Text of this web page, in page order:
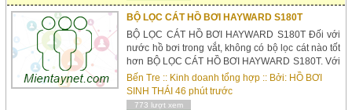
BỘ LỌC CÁT HỒ BƠI HAYWARD S180T
BỘ LỌC CÁT HỒ BƠI HAYWARD S180T Đối với
nước hồ bơi trong vắt, không có bộ lọc cát nào tốt
hơn BỘ LỌC CÁT HỒ BƠI HAYWARD S180T. Với
BỘ LỌC CÁT HỒ BƠI HAYWARD S180T cho các
hồ bơi trên mặt đất cung cấp cho bạn công nghệ
lọc cát tiên tiến nh...
Bến Tre :: Kinh doanh tổng hợp :: Bởi: HỒ BƠI
SINH THÁI 46 phút trước
773 lượt xem